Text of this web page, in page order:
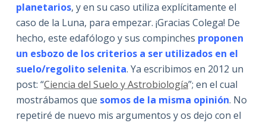
planetarios, y en su caso utiliza explícitamente el
caso de la Luna, para empezar. ¡Gracias Colega! De
hecho, este edafólogo y sus compinches proponen
un esbozo de los criterios a ser utilizados en el
suelo/regolito selenita. Ya escribimos en 2012 un
post: “Ciencia del Suelo y Astrobiología”; en el cual
mostrábamos que somos de la misma opinión. No
repetiré de nuevo mis argumentos y os dejo con el